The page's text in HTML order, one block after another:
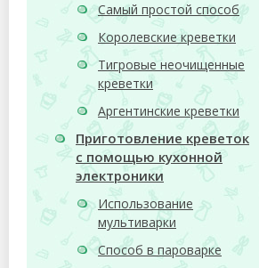
Самый простой способ
Королевские креветки
Тигровые неочищенные
креветки
Аргентинские креветки
Приготовление креветок
с помощью кухонной
электроники
Использование
мультиварки
Способ в пароварке